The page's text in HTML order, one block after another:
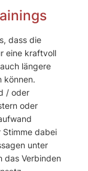
dass die
eine kraftvoll
längere
können.
/ oder
oder
dabei
unter
das Verbinden